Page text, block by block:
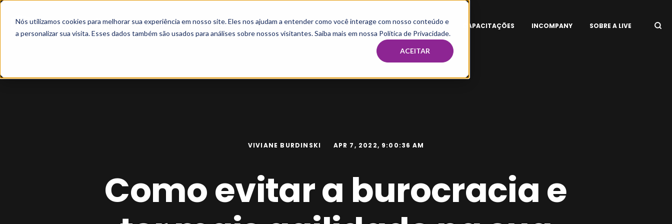
Nós utilizamos cookies para melhorar sua experiência em nosso site. Eles nos ajudam a entender como você interage com nosso conteúdo e
a personalizar sua visita. Esses dados também são usados para análises sobre nossos visitantes. Saiba mais em nossa Política de Privacidade.
ACEITAR
HOME MBA & PÓS CAPACITAÇÕES INCOMPANY SOBRE A LIVE
VIVIANE BURDINSKI APR 7, 2022, 9:00:36 AM
Como evitar a burocracia e